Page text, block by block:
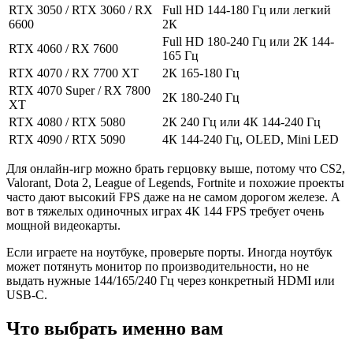
RTX 3050 / RTX 3060 / RX
6600
Full HD 144-180 Гц или легкий
2К
RTX 4060 / RX 7600
Full HD 180-240 Гц или 2К 144-
165 Гц
RTX 4070 / RX 7700 XT
2К 165-180 Гц
RTX 4070 Super / RX 7800
XT
2К 180-240 Гц
RTX 4080 / RTX 5080
2К 240 Гц или 4К 144-240 Гц
RTX 4090 / RTX 5090
4К 144-240 Гц, OLED, Mini LED
Для онлайн-игр можно брать герцовку выше, потому что CS2,
Valorant, Dota 2, League of Legends, Fortnite и похожие проекты
часто дают высокий FPS даже на не самом дорогом железе. А
вот в тяжелых одиночных играх 4К 144 FPS требует очень
мощной видеокарты.
Если играете на ноутбуке, проверьте порты. Иногда ноутбук
может потянуть монитор по производительности, но не
выдать нужные 144/165/240 Гц через конкретный HDMI или
USB-C.
Что выбрать именно вам